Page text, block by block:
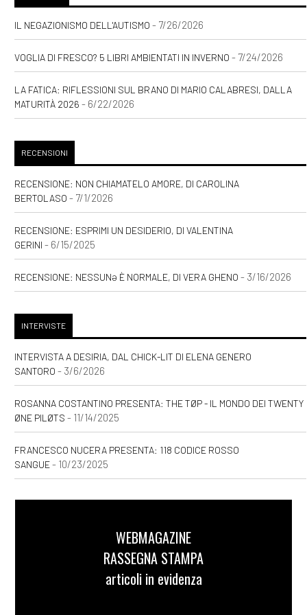
Tinazzi: pagina 69
Sara Rattaro: pagina 69
Febbraio 2021
[24]
Settembre 2020
[03]Storie delle Terre Unite.
Il risveglio della Fenice, di
pagina 69
Agosto 2020
[20]Caro e stinto, di Maury
Incen: pagina 69
Maggio 2020
Giorgi: pagina 69
I racconti incantati,
Gloria Donati: pagina 69
IL NEGAZIONISMO DELL'AUTISMO - 7/26/2026
VOGLIA DI FRESCO? 5 LIBRI AMBIENTATI IN INVERNO - 7/24/2026
LA FATICA: RIFLESSIONI SUL BRANO DI MARIO CALABRESI, DALLA
MATURITÀ 2026 - 6/22/2026
RECENSIONI
RECENSIONE: NON CHIAMATELO AMORE, DI CAROLINA
BERTOLASO - 7/1/2026
RECENSIONE: ESPRIMI UN DESIDERIO, DI VALENTINA
GERINI - 6/15/2025
RECENSIONE: NESSUNƏ È NORMALE, DI VERA GHENO - 3/16/2026
INTERVISTE
INTERVISTA A DESIRIA, DAL CHICK-LIT DI ELENA GENERO
SANTORO - 3/6/2026
ROSANNA COSTANTINO PRESENTA: THE TØP - IL MONDO DEI TWENTY
ØNE PILØTS - 11/14/2025
FRANCESCO NUCERA PRESENTA: 118 CODICE ROSSO
SANGUE- 10/23/2025
WEBMAGAZINE
RASSEGNA STAMPA
articoli in evidenza